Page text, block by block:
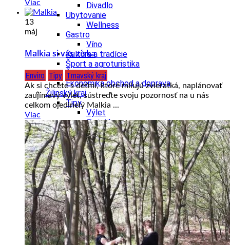
Divadlo
Ubytovanie
Wellness
Gastro
Víno
Kultúra a tradície
Šport a agroturistika
Školstvo
Ekonomika obchod a doprava
Žilinský kraj
Tipy
Výlet
Turistika
Cyklistika
Hrady
Podujatia
Výstava
Galéria
Festival
Folklór
Koncert
Ubytovanie
Pobyty
Wellness
Gastro
Viac
13
máj
Malkia si vás získa
Enviro Tipy Trnavský kraj
Ak si chcete s deťmi, ktoré milujú zvieratká, naplánovať
zaujímavý výlet, sústreďte svoju pozornosť na u nás
celkom ojedinelý Malkia ...
Viac